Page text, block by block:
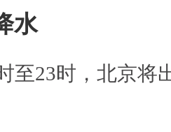
水
至23时，北京将